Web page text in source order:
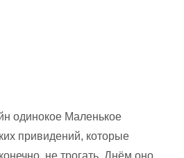
одинокое Маленькое
привидений, которые
не трогать. Днём оно